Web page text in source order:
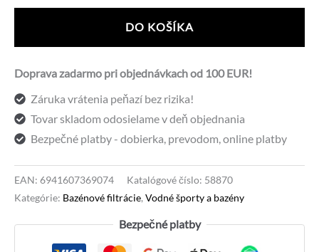
čerpadlo
5678
l/h
+
filtračné
guľôčky
DO KOŠÍKA
Doprava zadarmo pri objednávkach od 100 EUR!
Záruka vrátenia peňazí bez rizika!
Tovar skladom odosielame v deň objednania
Bezpečné platby - dobierka, prevodom, online platby
EAN: 6941607369074 Katalógové číslo: 58870
Kategórie: Bazénové filtrácie, Vodné športy a bazény
Bezpečné platby